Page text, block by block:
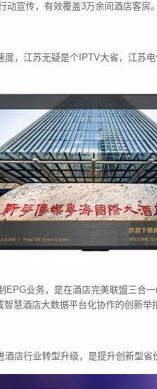
宣传，有效覆盖3万余间酒店客房。
，江苏无疑是个IPTV大省，江苏
业务，是在酒店完美联盟三合
慧酒店大数据平台化协作的创新举
店行业转型升级，是提升创新型省